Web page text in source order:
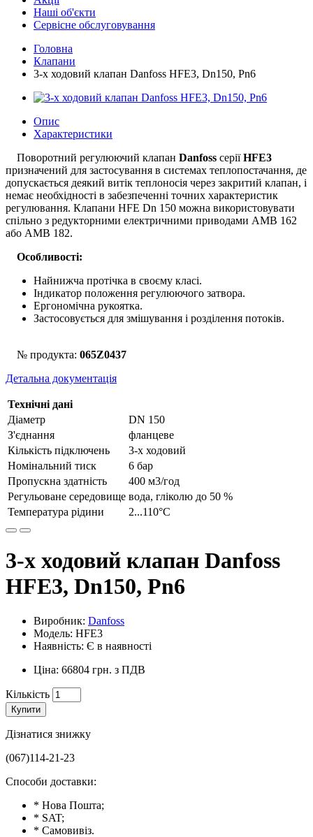
Наші об'єкти
Сервісне обслуговування
Головна
Клапани
3-х ходовий клапан Danfoss HFE3, Dn150, Pn6
Опис
Характеристики
Поворотний регулюючий клапан Danfoss серіїHFE3
призначений для застосування в системах теплопостачання, де
допускається деякий витік теплоносія через закритий клапан, і
немає необхідності в забезпеченні точних характеристик
регулювання. Клапани HFE Dn 150 можна використовувати
спільно з редукторними електричними приводами AMB 162
або AMB 182.
Особливості:
Найнижча протічка в своєму класі.
Індикатор положення регулюючого затвора.
Ергономічна рукоятка.
Застосовується для змішування і розділення потоків.
№ продукта: 065Z0437
Детальна документація
Технічні дані
Діаметр
DN 150
З'єднання
фланцеве
Кількість підключень
3-х ходовий
Номінальний тиск
6 бар
Пропускна здатність
400 м3/год
Регульоване середовище вода, гліколю до 50 %
Температура рідини
2...110°С
3-х ходовий клапан Danfoss
HFE3, Dn150, Pn6
Виробник: Danfoss
Модель: HFE3
Наявність: Є в наявності
Ціна: 66804 грн. з ПДВ
Кількість
Купити
Дізнатися знижку
(067)114-21-23
Способи доставки:
* Нова Пошта;
* SAT;
* Самовивіз.